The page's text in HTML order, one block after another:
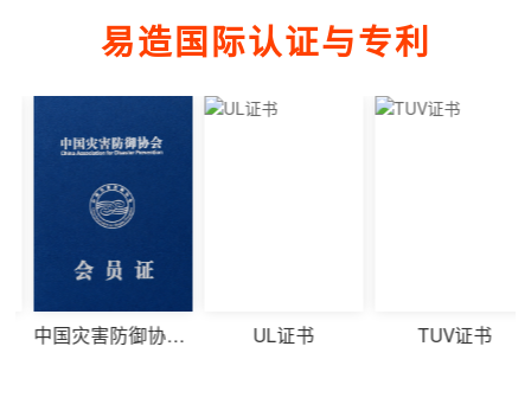
工商业储能项目浪涌保护器配套-易造防雷
工商业储能项目浪涌保护器配套-易造防雷
工商业储能项目浪涌保护器配套-易造防雷
工商业储能项目浪涌保护器配套-易造防雷
易造国际认证与专利
UL证书 TUV证书 CE证书